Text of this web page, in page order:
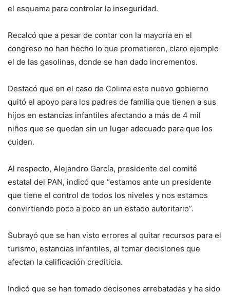
el esquema para controlar la inseguridad.
Recalcó que a pesar de contar con la mayoría en el
congreso no han hecho lo que prometieron, claro ejemplo
el de las gasolinas, donde se han dado incrementos.
Destacó que en el caso de Colima este nuevo gobierno
quitó el apoyo para los padres de familia que tienen a sus
hijos en estancias infantiles afectando a más de 4 mil
niños que se quedan sin un lugar adecuado para que los
cuiden.
Al respecto, Alejandro García, presidente del comité
estatal del PAN, indicó que “estamos ante un presidente
que tiene el control de todos los niveles y nos estamos
convirtiendo poco a poco en un estado autoritario”.
Subrayó que se han visto errores al quitar recursos para el
turismo, estancias infantiles, al tomar decisiones que
afectan la calificación crediticia.
Indicó que se han tomado decisones arrebatadas y ha sido